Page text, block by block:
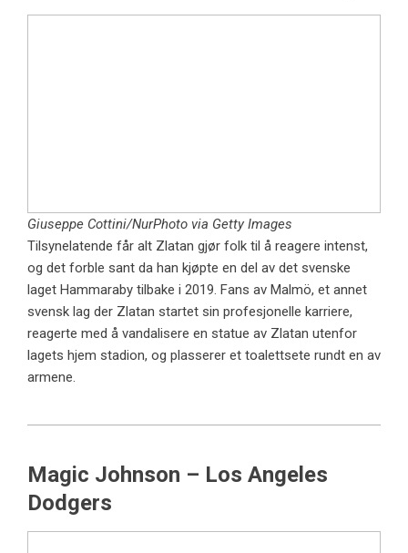
Giuseppe Cottini/NurPhoto via Getty Images
Tilsynelatende får alt Zlatan gjør folk til å reagere intenst,
og det forble sant da han kjøpte en del av det svenske
laget Hammaraby tilbake i 2019. Fans av Malmö, et annet
svensk lag der Zlatan startet sin profesjonelle karriere,
reagerte med å vandalisere en statue av Zlatan utenfor
lagets hjem stadion, og plasserer et toalettsete rundt en av
armene.
Magic Johnson – Los Angeles
Dodgers